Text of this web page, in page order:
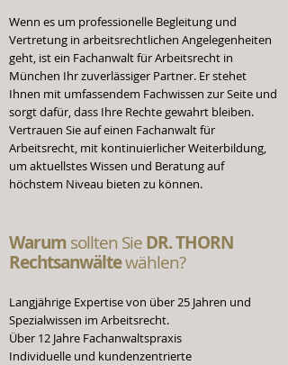
Wenn es um professionelle Begleitung und
Vertretung in arbeitsrechtlichen Angelegenheiten
geht, ist ein Fachanwalt für Arbeitsrecht in
München Ihr zuverlässiger Partner. Er stehet
Ihnen mit umfassendem Fachwissen zur Seite und
sorgt dafür, dass Ihre Rechte gewahrt bleiben.
Vertrauen Sie auf einen Fachanwalt für
Arbeitsrecht, mit kontinuierlicher Weiterbildung,
um aktuellstes Wissen und Beratung auf
höchstem Niveau bieten zu können.
Warumsollten SieDR. THORN
Rechtsanwältewählen?
Langjährige Expertise von über 25 Jahren und
Spezialwissen im Arbeitsrecht.
Über 12 Jahre Fachanwaltspraxis
Individuelle und kundenzentrierte